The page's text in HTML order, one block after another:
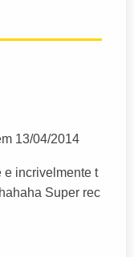
13/04/2014
e incrivelmente t
Super rec